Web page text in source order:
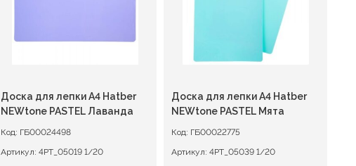
Доска для лепки А4 Hatber
NEWtone PASTEL Лаванда
Код: ГБ00024498
Артикул:
4РТ_05019 1/20
Доска для лепки А4 Hatber
NEWtone PASTEL Мята
Код: ГБ00022775
Артикул:
4РТ_05039 1/20